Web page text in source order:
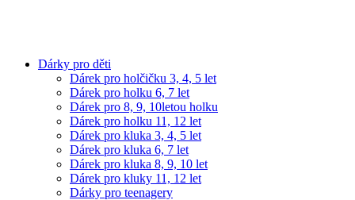
Dárky pro děti
Dárek pro holčičku 3, 4, 5 let
Dárek pro holku 6, 7 let
Dárek pro 8, 9, 10letou holku
Dárek pro holku 11, 12 let
Dárek pro kluka 3, 4, 5 let
Dárek pro kluka 6, 7 let
Dárek pro kluka 8, 9, 10 let
Dárek pro kluky 11, 12 let
Dárky pro teenagery